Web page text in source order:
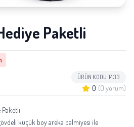
Paketli
ÜRÜN KODU: 1433
0 (0 yorum)
Paketli
küçük boy areka palmiyesi ile